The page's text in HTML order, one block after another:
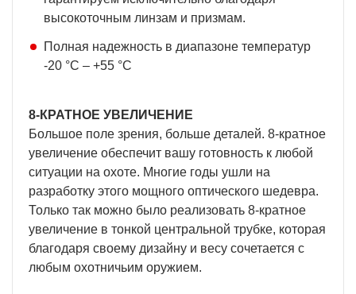
высокоточным линзам и призмам.
Полная надежность в диапазоне температур
-20 °C – +55 °C
8-КРАТНОЕ УВЕЛИЧЕНИЕ
Большое поле зрения, больше деталей. 8-кратное
увеличение обеспечит вашу готовность к любой
ситуации на охоте. Многие годы ушли на
разработку этого мощного оптического шедевра.
Только так можно было реализовать 8-кратное
увеличение в тонкой центральной трубке, которая
благодаря своему дизайну и весу сочетается с
любым охотничьим оружием.